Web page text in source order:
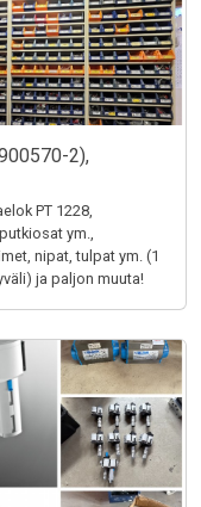
2),
PT 1228,
ym.,
nipat, tulpat ym. (1
ja paljon muuta!